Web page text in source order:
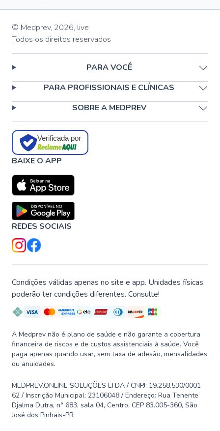
© Medprev, 2026, live
Todos os direitos reservados
PARA VOCÊ
PARA PROFISSIONAIS E CLÍNICAS
SOBRE A MEDPREV
Verificada por
BAIXE O APP
REDES SOCIAIS
Condições válidas apenas no site e app. Unidades físicas
poderão ter condições diferentes. Consulte!
A Medprev não é plano de saúde e não garante a cobertura
financeira de riscos e de custos assistenciais à saúde. Você
paga apenas quando usar, sem taxa de adesão, mensalidades
ou anuidades.
MEDPREV.ONLINE SOLUÇÕES LTDA / CNPJ: 19.258.530/0001-
62 / Inscrição Municipal: 23106048 / Endereço: Rua Tenente
Djalma Dutra, n° 683, sala 04, Centro, CEP 83.005-360, São
José dos Pinhais-PR